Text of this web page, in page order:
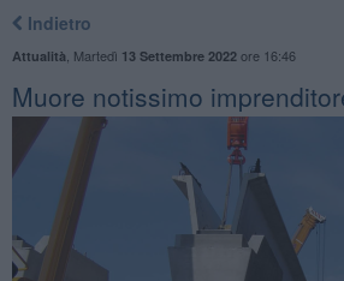
Indietro
Attualità Martedì 13 Settembre 2022ore 16:46
Muore notissimo